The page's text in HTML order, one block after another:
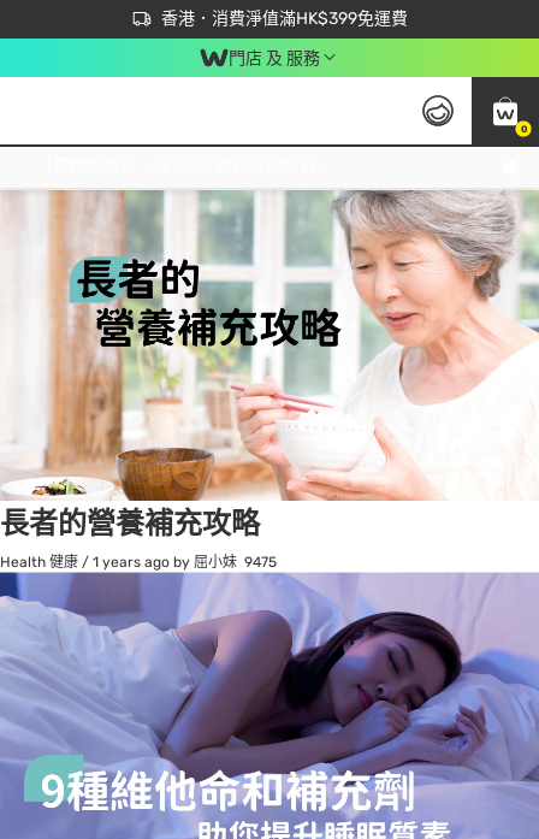
香港．消費淨值滿HK$399免運費
立即成為易賞錢會員盡享獨家優惠
首次APP下單買滿$450 輸入 NEWAPP 即減$50
門店 及 服務
0
Tag:維他命4 item(s) found
長者的營養補充攻略
Health 健康 / 1 years ago by 屈小妹 9475